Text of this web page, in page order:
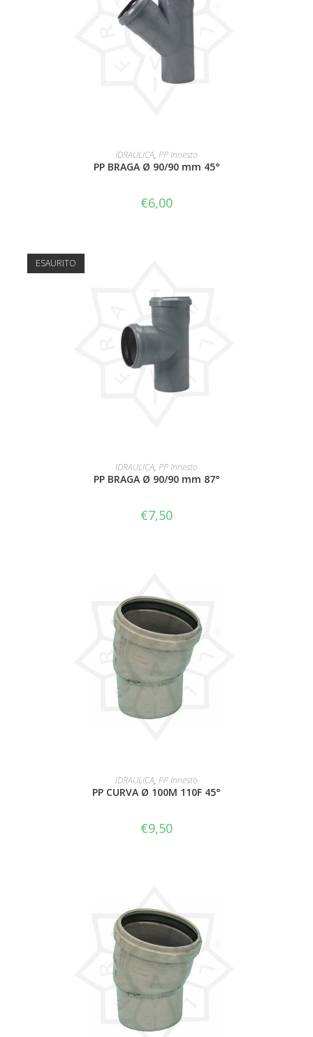
LEGGI TUTTO
IDRAULICA, PP Innesto
PP BRAGA Ø 90/90 mm 45°
€6,00
ESAURITO
LEGGI TUTTO
IDRAULICA, PP Innesto
PP BRAGA Ø 90/90 mm 87°
€7,50
AGGIUNGI AL CARRELLO
IDRAULICA, PP Innesto
PP CURVA Ø 100M 110F 45°
€9,50